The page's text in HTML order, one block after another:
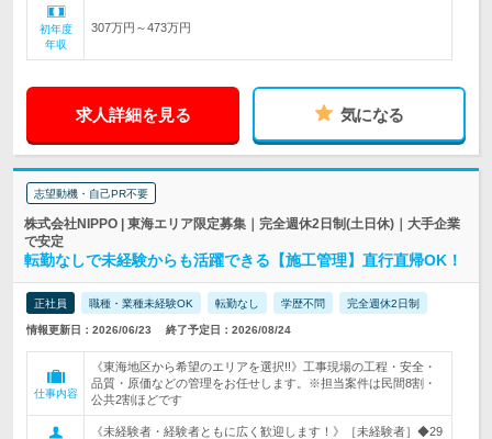
初年度
年収
307万円～473万円
求人詳細を見る 気になる
志望動機・自己PR不要
株式会社NIPPO | 東海エリア限定募集｜完全週休2日制(土日休)｜大手企業
で安定
転勤なしで未経験からも活躍できる【施工管理】直行直帰OK！
正社員 職種・業種未経験OK 転勤なし 学歴不問 完全週休2日制
情報更新日：2026/06/23 終了予定日：2026/08/24
仕事内容
《東海地区から希望のエリアを選択!!》工事現場の工程・安全・
品質・原価などの管理をお任せします。※担当案件は民間8割・
公共2割ほどです
《未経験者・経験者ともに広く歓迎します！》［未経験者］◆29